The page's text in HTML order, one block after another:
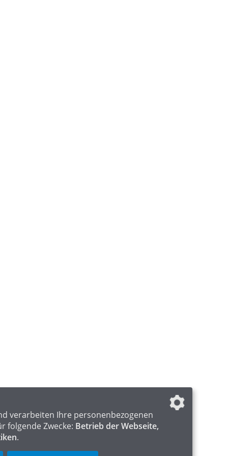
verarbeiten Ihre personenbezogenen
folgende Zwecke: Betrieb der Webseite,
.